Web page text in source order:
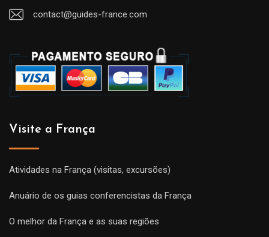
contact@guides-france.com
Visite a França
Atividades na França (visitas, excursões)
Anuário de os guias conferencistas da França
O melhor da França e as suas regiões